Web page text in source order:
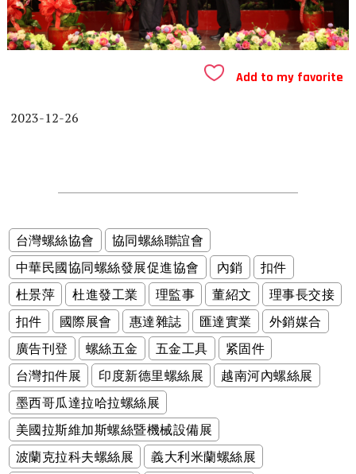
Add to my favorite
2023-12-26
台灣螺絲協會
協同螺絲聯誼會
中華民國協同螺絲發展促進協會
內銷
扣件
杜景萍
杜進發工業 理監事 董紹文
理事長交接
扣件
國際展會 惠達雜誌 匯達實業
外銷媒合
廣告刊登
螺絲五金 五金工具
紧固件
台灣扣件展
印度新德里螺絲展
越南河內螺絲展
墨西哥瓜達拉哈拉螺絲展
美國拉斯維加斯螺絲暨機械設備展
波蘭克拉科夫螺絲展
義大利米蘭螺絲展